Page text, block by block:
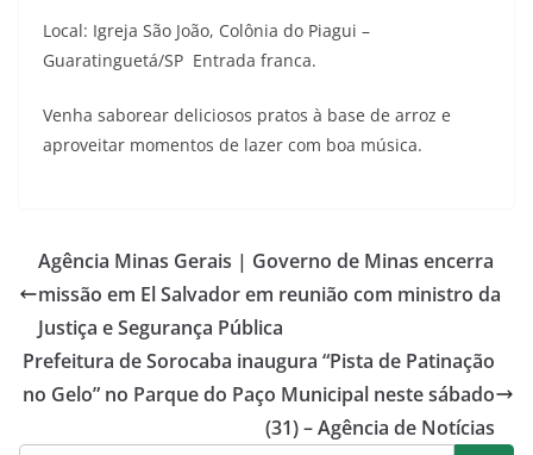
Local: Igreja São João, Colônia do Piagui –
Guaratinguetá/SP Entrada franca.
Venha saborear deliciosos pratos à base de arroz e
aproveitar momentos de lazer com boa música.
Agência Minas Gerais | Governo de Minas encerra
missão em El Salvador em reunião com ministro da
Justiça e Segurança Pública
Prefeitura de Sorocaba inaugura “Pista de Patinação
no Gelo” no Parque do Paço Municipal neste sábado
(31) – Agência de Notícias